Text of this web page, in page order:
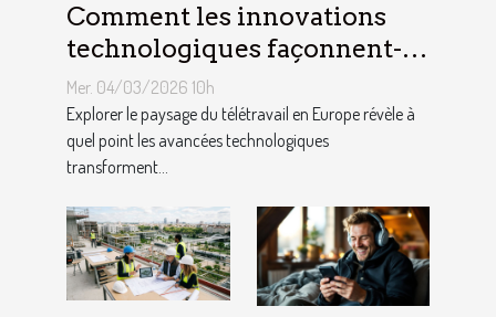
Comment les innovations
technologiques façonnent-
elles le télétravail en Europe
?
Mer. 04/03/2026 10h
Explorer le paysage du télétravail en Europe révèle à
quel point les avancées technologiques
transforment...